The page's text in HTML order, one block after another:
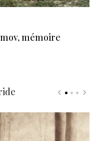
mémoire